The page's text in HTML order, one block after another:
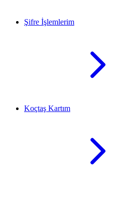
Şifre İşlemlerim
Koçtaş Kartım